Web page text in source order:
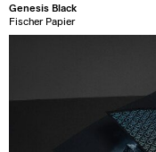
Genesis Black
Fischer Papier